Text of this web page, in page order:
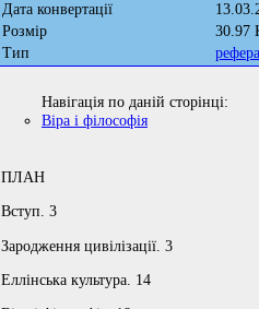
Дата конвертації
Розмір
30.97
Тип
Навігація по даній сторінці:
Віра і філософія
ПЛАН
Вступ. 3
Зародження цивілізації. 3
Еллінська культура. 14